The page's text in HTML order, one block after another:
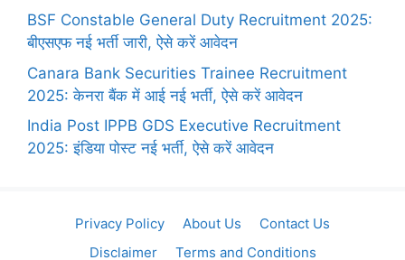
BSF Constable General Duty Recruitment 2025:
बीएसएफ नई भर्ती जारी, ऐसे करें आवेदन
Canara Bank Securities Trainee Recruitment
2025: केनरा बैंक में आई नई भर्ती, ऐसे करें आवेदन
India Post IPPB GDS Executive Recruitment
2025: इंडिया पोस्ट नई भर्ती, ऐसे करें आवेदन
Privacy Policy About Us
Contact Us
Disclaimer
Terms and Conditions